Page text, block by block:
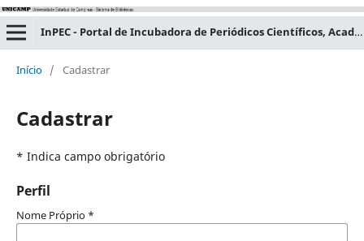
InPEC - Portal de Incubadora de Periódicos Científicos, Acadêmicos e Educacionais
Início / Cadastrar
Cadastrar
* Indica campo obrigatório
Perfil
Nome Próprio *